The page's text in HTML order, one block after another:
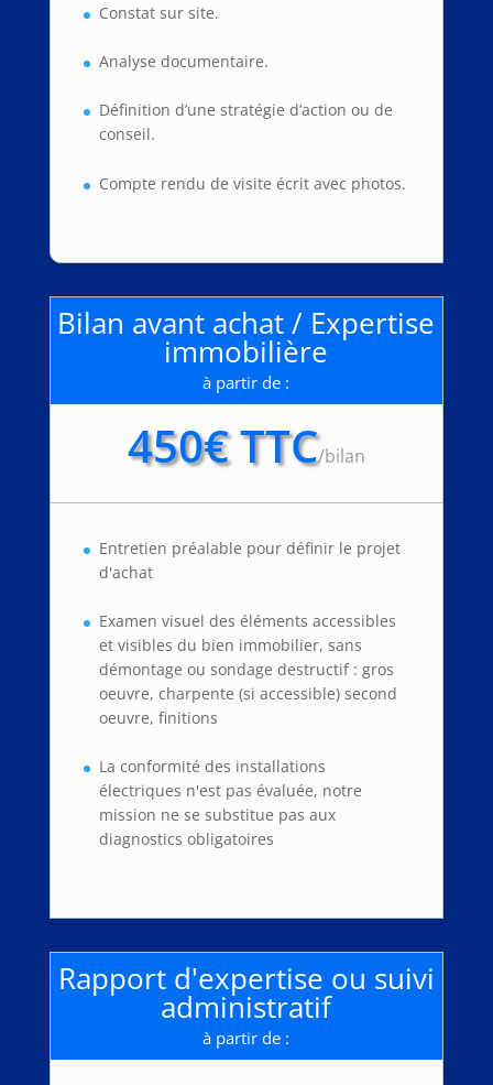
Constat sur site.
Analyse documentaire.
Définition d’une stratégie d’action ou de
conseil.
Compte rendu de visite écrit avec photos.
Bilan avant achat / Expertise
immobilière
à partir de :
450€ TTC/bilan
Entretien préalable pour définir le projet
d'achat
Examen visuel des éléments accessibles
et visibles du bien immobilier, sans
démontage ou sondage destructif : gros
oeuvre, charpente (si accessible) second
oeuvre, finitions
La conformité des installations
électriques n'est pas évaluée, notre
mission ne se substitue pas aux
diagnostics obligatoires
Rapport d'expertise ou suivi
administratif
à partir de :